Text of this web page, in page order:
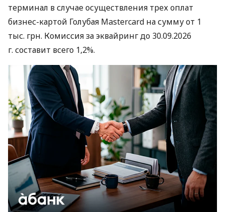
терминал в случае осуществления трех оплат
бизнес-картой Голубая Mastercard на сумму от 1
тыс. грн. Комиссия за эквайринг до 30.09.2026
г. составит всего 1,2%.